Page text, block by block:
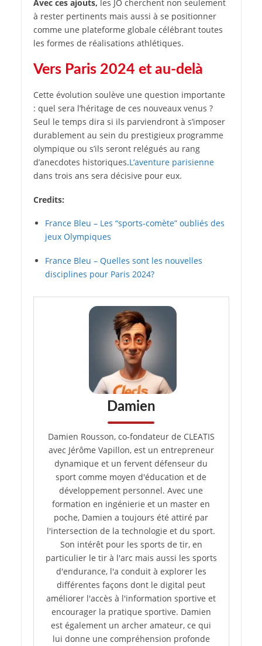
Avec ces ajouts, les JO cherchent non seulement
à rester pertinents mais aussi à se positionner
comme une plateforme globale célébrant toutes
les formes de réalisations athlétiques.
Vers Paris 2024 et au-delà
Cette évolution soulève une question importante
: quel sera l’héritage de ces nouveaux venus ?
Seul le temps dira si ils parviendront à s’imposer
durablement au sein du prestigieux programme
olympique ou s’ils seront relégués au rang
d’anecdotes historiques.L’aventure parisienne
dans trois ans sera décisive pour eux.
Credits:
France Bleu – Les “sports-comète” oubliés des
jeux Olympiques
France Bleu – Quelles sont les nouvelles
disciplines pour Paris 2024?
Damien
Damien Rousson, co-fondateur de CLEATIS
avec Jérôme Vapillon, est un entrepreneur
dynamique et un fervent défenseur du
sport comme moyen d'éducation et de
développement personnel. Avec une
formation en ingénierie et un master en
poche, Damien a toujours été attiré par
l'intersection de la technologie et du sport.
Son intérêt pour les sports de tir, en
particulier le tir à l'arc mais aussi les sports
d'endurance, l'a conduit à explorer les
différentes façons dont le digital peut
améliorer l'accès à l'information sportive et
encourager la pratique sportive. Damien
est également un archer amateur, ce qui
lui donne une compréhension profonde